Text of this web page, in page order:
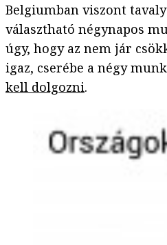
Belgiumban viszont
választható négynapos
úgy, hogy az nem jár
igaz, cserébe a négy
kell dolgozni.